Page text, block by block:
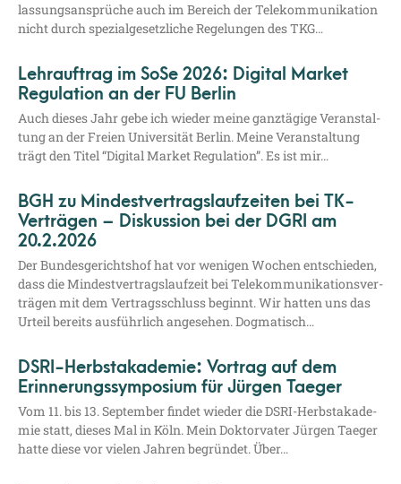
las­sungs­an­sprü­che auch im Bereich der Tele­kom­mu­ni­ka­ti­on
nicht durch spe­zi­al­ge­setz­li­che Rege­lun­gen des TKG…
Lehrauftrag im SoSe 2026: Digital Market
Regulation an der FU Berlin
Auch die­ses Jahr gebe ich wie­der mei­ne ganz­tä­gi­ge Ver­an­stal­
tung an der Frei­en Uni­ver­si­tät Ber­lin. Mei­ne Ver­an­stal­tung
trägt den Titel “Digi­tal Mar­ket Regu­la­ti­on”. Es ist mir…
BGH zu Mindestvertragslaufzeiten bei TK-
Verträgen – Diskussion bei der DGRI am
20.2.2026
Der Bun­des­ge­richts­hof hat vor weni­gen Wochen ent­schie­den,
dass die Min­dest­ver­trags­lauf­zeit bei Tele­kom­mu­ni­ka­ti­ons­ver­
trä­gen mit dem Ver­trags­schluss beginnt. Wir hat­ten uns das
Urteil bereits aus­führ­lich ange­se­hen. Dogmatisch…
DSRI-Herbstakademie: Vortrag auf dem
Erinnerungssymposium für Jürgen Taeger
Vom 11. bis 13. Sep­tem­ber fin­det wie­der die DSRI-Herbst­a­ka­­de­­
mie statt, die­ses Mal in Köln. Mein Dok­tor­va­ter Jür­gen Tae­ger
hat­te die­se vor vie­len Jah­ren begrün­det. Über…